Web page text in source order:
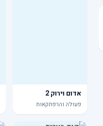
אדום וירוק 2
פעולה והרפתקאות